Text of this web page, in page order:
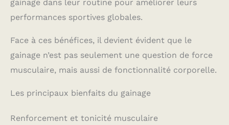
gainage dans leur routine pour améliorer leurs
performances sportives globales.
Face à ces bénéfices, il devient évident que le
gainage n’est pas seulement une question de force
musculaire, mais aussi de fonctionnalité corporelle.
Les principaux bienfaits du gainage
Renforcement et tonicité musculaire